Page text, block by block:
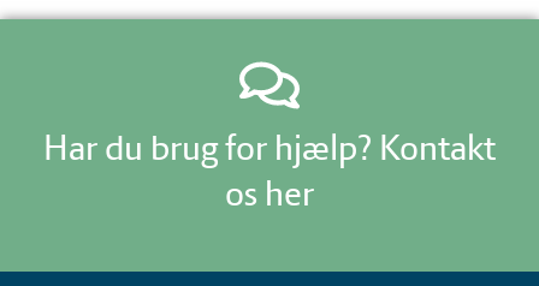
Har du brug for hjælp? Kontakt
os her